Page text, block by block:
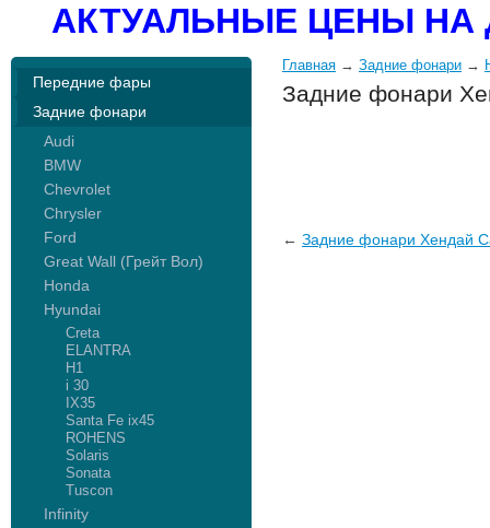
АКТУАЛЬНЫЕ ЦЕНЫ
Передние фары
Задние фонари
Audi
BMW
Chevrolet
Chrysler
Ford
Great Wall (Грейт Вол)
Honda
Hyundai
Creta
ELANTRA
H1
i 30
IX35
Santa Fe ix45
ROHENS
Solaris
Sonata
Tuscon
Infinity
Главная → Задние фонари →
Задние фонари
← Задние фонари Хендай